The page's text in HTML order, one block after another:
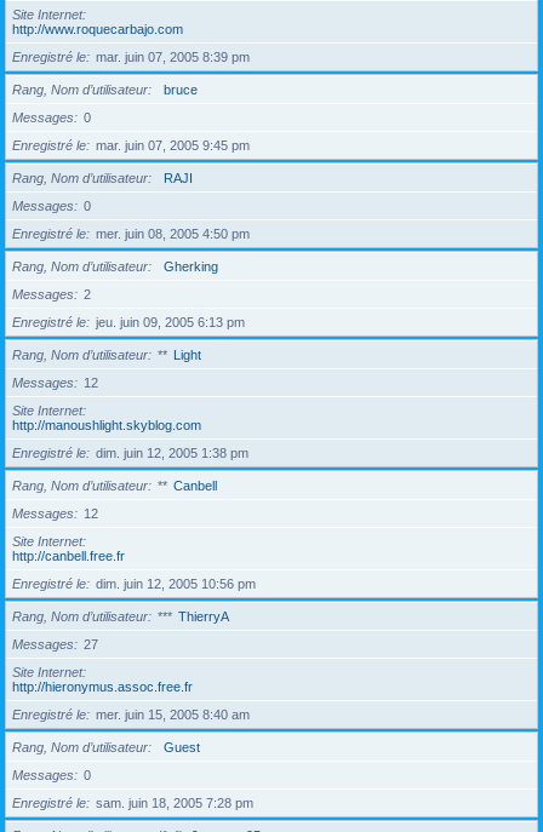
Site Internet
http://www.roquecarbajo.com
Enregistré le
mar. juin 07, 2005 8:39 pm
Rang, Nom d’utilisateur
bruce
Messages
0
Enregistré le
mar. juin 07, 2005 9:45 pm
Rang, Nom d’utilisateur
RAJI
Messages
0
Enregistré le
mer. juin 08, 2005 4:50 pm
Rang, Nom d’utilisateur
Gherking
Messages
2
Enregistré le
jeu. juin 09, 2005 6:13 pm
Rang, Nom d’utilisateur ** Light
Messages
12
Site Internet
http://manoushlight.skyblog.com
Enregistré le
dim. juin 12, 2005 1:38 pm
Rang, Nom d’utilisateur ** Canbell
Messages
12
Site Internet
http://canbell.free.fr
Enregistré le
dim. juin 12, 2005 10:56 pm
Rang, Nom d’utilisateur *** ThierryA
Messages
27
Site Internet
http://hieronymus.assoc.free.fr
Enregistré le
mer. juin 15, 2005 8:40 am
Rang, Nom d’utilisateur
Guest
Messages
0
Enregistré le
sam. juin 18, 2005 7:28 pm